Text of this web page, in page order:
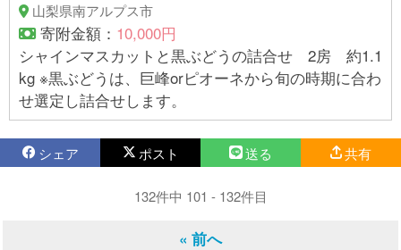
山梨県南アルプス市
寄附金額： 10,000円
シャインマスカットと黒ぶどうの詰合せ 2房 約1.1
kg ※黒ぶどうは、巨峰orピオーネから旬の時期に合わ
せ選定し詰合せします。
シェア ポスト 送る 共有
132件中 101 - 132件目
« 前へ